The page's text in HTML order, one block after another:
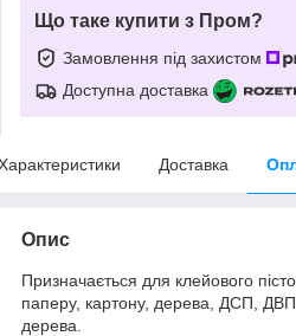
Що таке купити з Пром?
Замовлення під захистом
Доступна доставка
Доставка
Опис
Призначається для клейового
паперу, картону, дерева, ДСП, ДВП
дерева.